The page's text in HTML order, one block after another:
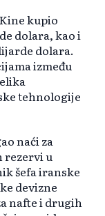
kupio
dolara, kao i
dolara.
između
tehnologije
naći za
rezervi u
šefa iranske
devizne
nafte i drugih